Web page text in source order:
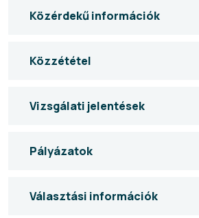
Közérdekű információk
Közzététel
Vizsgálati jelentések
Pályázatok
Választási információk